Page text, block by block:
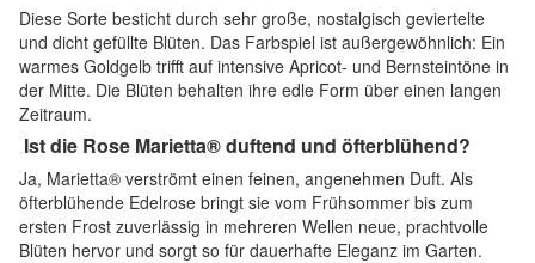
Diese Sorte besticht durch sehr große, nostalgisch geviertelte
und dicht gefüllte Blüten. Das Farbspiel ist außergewöhnlich: Ein
warmes Goldgelb trifft auf intensive Apricot- und Bernsteintöne in
der Mitte. Die Blüten behalten ihre edle Form über einen langen
Zeitraum.
Ist die Rose Marietta® duftend und öfterblühend?
Ja, Marietta® verströmt einen feinen, angenehmen Duft. Als
öfterblühende Edelrose bringt sie vom Frühsommer bis zum
ersten Frost zuverlässig in mehreren Wellen neue, prachtvolle
Blüten hervor und sorgt so für dauerhafte Eleganz im Garten.